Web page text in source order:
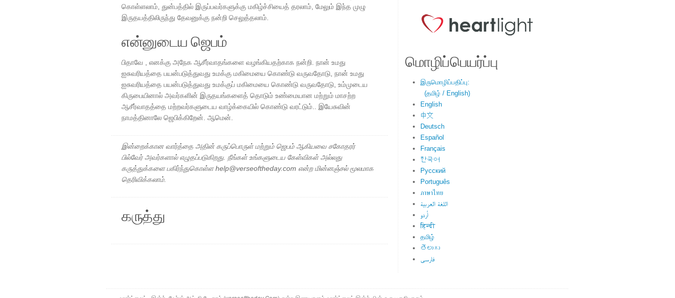
கொள்ளலாம், துன்பத்தில் இருப்பவர்களுக்கு மகிழ்ச்சியைத் தரலாம், மேலும் இந்த முழு
இருதயத்திலிருந்து தேவனுக்கு நன்றி செலுத்தலாம்.
என்னுடைய ஜெபம்
பிதாவே , எனக்கு அநேக ஆசீர்வாதங்களை வழங்கியதற்காக நன்றி. நான் உமது
ஐசுவரியத்தை பயன்படுத்துவது உமக்கு மகிமையை கொண்டு வருவதோடு, நான் உமது
ஐசுவரியத்தை பயன்படுத்துவது உமக்குப் மகிமையை கொண்டு வருவதோடு, உம்முடைய
கிருபையினால் அவர்களின் இருதயங்களைத் தொடும் உண்மையான மற்றும் மாசற்ற
ஆசீர்வாதத்தை மற்றவர்களுடைய வாழ்க்கையில் கொண்டு வரட்டும்.. இயேசுவின்
நாமத்தினாலே ஜெபிக்கிறேன். ஆமென்.
இன்றைக்கான வார்த்தை அதின் கருப்பொருள் மற்றும் ஜெபம் ஆகியவை சகோதரர்
பில்வேர் அவர்களால் எழுதப்படுகிறது. நீங்கள் உங்களுடைய கேள்விகள் அல்லது
கருத்துக்களை பகிர்ந்துகொள்ள help@verseoftheday.com என்ற மின்னஞ்சல் மூலமாக
தெரிவிக்கலாம்.
கருத்து
மொழிப்பெயர்ப்பு
இருமொழிப்பதிப்பு:
(தமிழ் / English)
English
中文
Deutsch
Español
Français
한국어
Русский
Português
ภาษาไทย
اللغة العربية
اُردو
हिन्दी
தமிழ்
తెలుగు
فارسی